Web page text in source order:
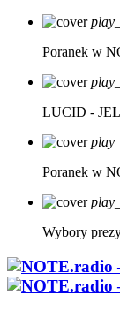
Poranek w
LUCID -
Poranek w
Wybory